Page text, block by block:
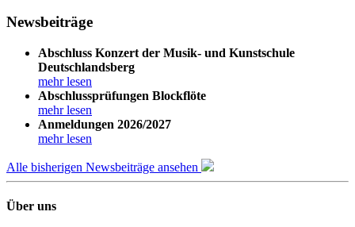
Newsbeiträge
Abschluss Konzert der Musik- und Kunstschule
Deutschlandsberg
mehr lesen
Abschlussprüfungen Blockflöte
mehr lesen
Anmeldungen 2026/2027
mehr lesen
Alle bisherigen Newsbeiträge ansehen
Über uns